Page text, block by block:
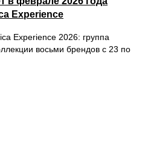
Experience
Experience 2026: группа
восьми брендов с 23 по